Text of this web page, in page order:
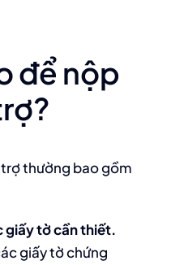
để nộp
thường bao gồm
giấy tờ cần thiết.
giấy tờ chứng